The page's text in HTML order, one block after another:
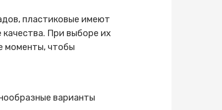
пластиковые имеют
При выборе их
моменты, чтобы
варианты